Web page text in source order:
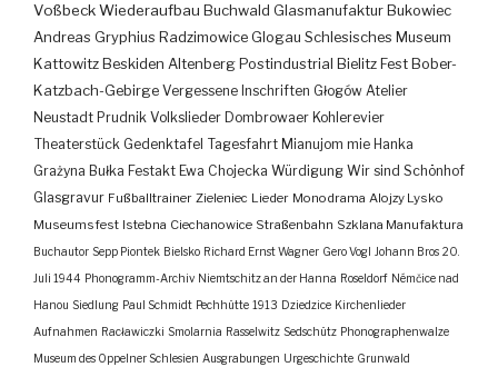
VoßbeckWiederaufbau Buchwald Glasmanufaktur Bukowiec
Andreas Gryphius Radzimowice Glogau Schlesisches Museum
Kattowitz Beskiden Altenberg Postindustrial Bielitz Fest Bober-
Katzbach-Gebirge Vergessene Inschriften Głogów Atelier
Neustadt Prudnik Volkslieder Dombrowaer Kohlerevier
Theaterstück Gedenktafel Tagesfahrt Mianujom mie Hanka
Grażyna Bułka Festakt Ewa Chojecka Würdigung Wir sind Schönhof
Glasgravur Fußballtrainer Zieleniec Lieder Monodrama Alojzy Lysko
Museumsfest Istebna Ciechanowice Straßenbahn Szklana Manufaktura
Buchautor Sepp Piontek Bielsko Richard Ernst Wagner Gero Vogl Johann Bros 20.
Juli 1944 Phonogramm-Archiv Niemtschitz an der Hanna Roseldorf Némčice nad
Hanou Siedlung Paul Schmidt Pechhütte 1913 Dziedzice Kirchenlieder
Aufnahmen Racławiczki Smolarnia Rasselwitz Sedschütz Phonographenwalze
Museum des Oppelner Schlesien Ausgrabungen Urgeschichte Grunwald